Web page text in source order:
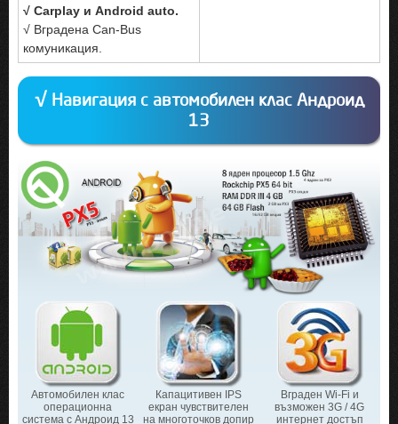
√ Carplay и Android auto.
√ Вградена Can-Bus
комуникация.
√ Навигация с автомобилен клас Андроид
13
Автомобилен клас
операционна
система с Андроид 13
Капацитивен IPS
екран чувствителен
на многоточков допир
Вграден Wi-Fi и
възможен 3G / 4G
интернет достъп